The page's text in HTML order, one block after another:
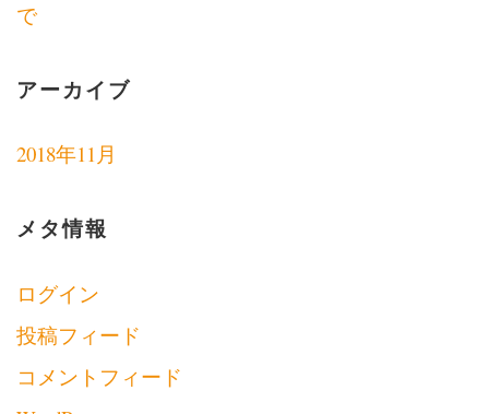
で
アーカイブ
2018年11月
メタ情報
ログイン
投稿フィード
コメントフィード